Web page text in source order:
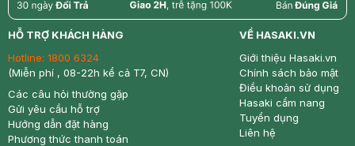
return nowfree price
HỖ TRỢ KHÁCH HÀNG
Hotline: 1800 6324
(Miễn phí , 08-22h kể cả T7, CN)
Các câu hỏi thường gặp
Gửi yêu cầu hỗ trợ
Hướng dẫn đặt hàng
Phương thức thanh toán
VỀ HASAKI.VN
Giới thiệu Hasaki.vn
Chính sách bảo mật
Điều khoản sử dụng
Hasaki cẩm nang
Tuyển dụng
Liên hệ